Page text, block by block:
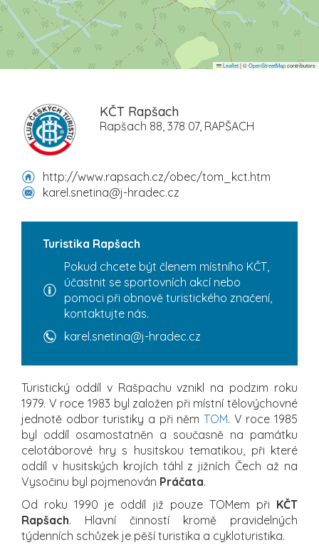
Leaflet|©OpenStreetMapcontributors
KČT Rapšach
Rapšach 88, 378 07, RAPŠACH
http://www.rapsach.cz/obec/tom_kct.htm
karel.snetina@j-hradec.cz
Turistika Rapšach
Pokud chcete být členem místního KČT,
účastnit se sportovních akcí nebo
pomoci při obnově turistického značení,
kontaktujte nás.
karel.snetina@j-hradec.cz
Turistický oddíl v Rašpachu vznikl na podzim roku
1979. V roce 1983 byl založen při místní tělovýchovné
jednotě odbor turistiky a při něm TOM. V roce 1985
byl oddíl osamostatněn a současně na památku
celotáborové hry s husitskou tematikou, při které
oddíl v husitských krojích táhl z jižních Čech až na
Vysočinu byl pojmenován Práčata.
Od roku 1990 je oddíl již pouze TOMem při KČT
Rapšach. Hlavní činností kromě pravidelných
týdenních schůzek je pěší turistika a cykloturistika.